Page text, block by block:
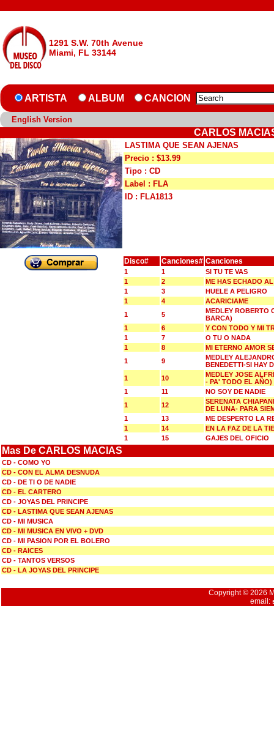
1291 S.W. 70th Avenue
Miami, FL 33144
ARTISTA ALBUM CANCION
English Version
CARLOS
LASTIMA QUE SEAN AJENAS
Precio : $13.99
Tipo : CD
Label : FLA
ID : FLA1813
Disco# Canciones# Canciones
1 1
SI TU TE VAS
1
2
ME HAS ECHADO
1
3
HUELE A PELIGRO
1
4
ACARICIAME
1
5
MEDLEY ROBERTO
BARCA)
1
6
Y CON TODO Y MI
1
7
O TU O NADA
1
8
MI ETERNO AMOR
1
9
MEDLEY
BENEDETTI-SI HAY
1
10
MEDLEY JOSE
- PA' TODO EL AÑO)
1
11
NO SOY DE NADIE
1
12
SERENATA
DE LUNA- PARA
1
13
ME DESPERTO LA
1
14
EN LA FAZ DE LA
1
15 GAJES DEL OFICIO
Mas De CARLOS MACIAS
CD - COMO YO
CD - CON EL ALMA DESNUDA
CD - DE TI O DE NADIE
CD - EL CARTERO
CD - JOYAS DEL PRINCIPE
CD - LASTIMA QUE SEAN AJENAS
CD - MI MUSICA
CD - MI MUSICA EN VIVO + DVD
CD - MI PASION POR EL BOLERO
CD - RAICES
CD - TANTOS VERSOS
CD - LA JOYAS DEL PRINCIPE
Copyright © 2026
email: